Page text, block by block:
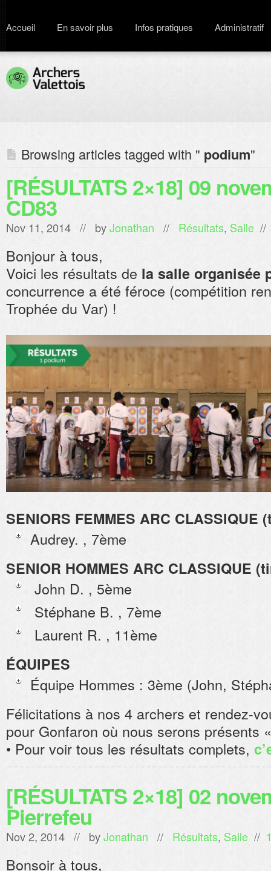
Accueil En savoir plus Infos pratiques Administratif
Browsing articles tagged with " podium"
[RÉSULTATS 2×18] 09
CD83
Nov 11, 2014 // byJonathan // Résultats, Salle
Bonjour à tous,
Voici les résultats de la salle organisée
concurrence a été féroce (compétition
Trophée du Var) !
SENIORS FEMMES ARC CLASSIQUE
Audrey. , 7ème
SENIOR HOMMES ARC CLASSIQUE
John D. , 5ème
Stéphane B. , 7ème
Laurent R. , 11ème
ÉQUIPES
Équipe Hommes : 3ème (John,
Félicitations à nos 4 archers et rendez-
pour Gonfaron où nous serons présents
• Pour voir tous les résultats complets,
[RÉSULTATS 2×18] 02
Pierrefeu
Nov 2, 2014 // byJonathan // Résultats, Salle //
Bonsoir à tous,